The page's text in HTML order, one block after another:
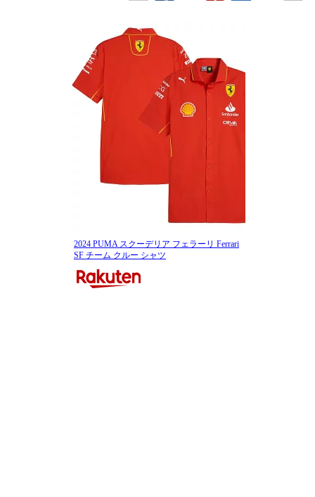
2024 PUMA スクーデリア フェラーリ Ferrari
SF チーム クルー シャツ